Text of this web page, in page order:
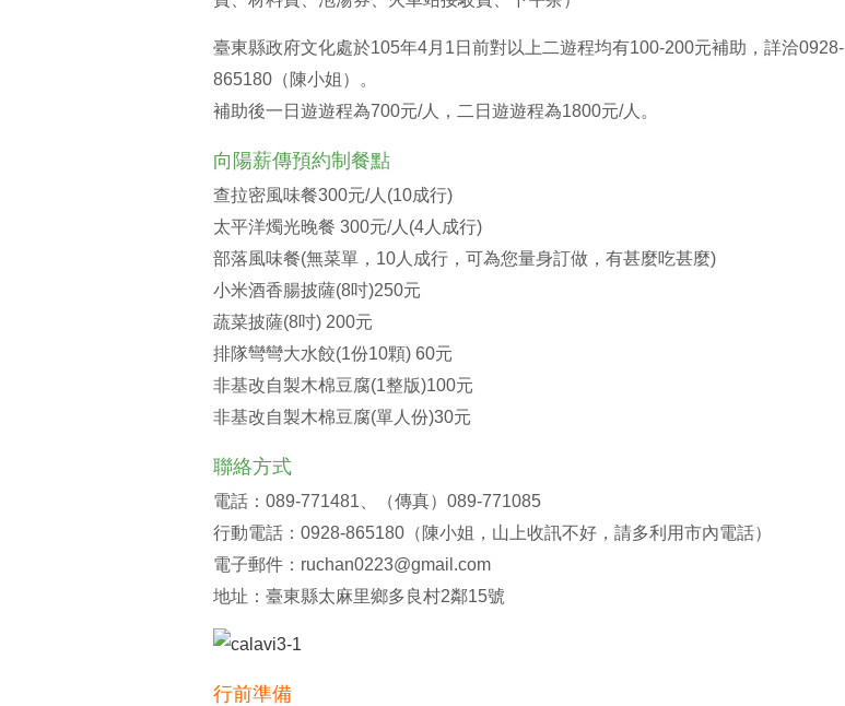
臺東縣政府文化處於105年4月1日前對以上二遊程均有100-200元補助，詳洽0928-
865180（陳小姐）。
補助後一日遊遊程為700元/人，二日遊遊程為1800元/人。
向陽薪傳預約制餐點
查拉密風味餐300元/人(10成行)
太平洋燭光晚餐 300元/人(4人成行)
部落風味餐(無菜單，10人成行，可為您量身訂做，有甚麼吃甚麼)
小米酒香腸披薩(8吋)250元
蔬菜披薩(8吋) 200元
排隊彎彎大水餃(1份10顆) 60元
非基改自製木棉豆腐(1整版)100元
非基改自製木棉豆腐(單人份)30元
聯絡方式
電話：089-771481、（傳真）089-771085
行動電話：0928-865180（陳小姐，山上收訊不好，請多利用市內電話）
電子郵件：ruchan0223@gmail.com
地址：臺東縣太麻里鄉多良村2鄰15號
行前準備